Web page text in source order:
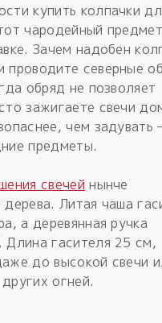
купить колпачки
чародейный предмет
Зачем надобен
проводите северные
обряд не позволяет
зажигаете свечи
чем задувать
предметы.
свечей нынче
Литая чаша
а деревянная ручка
гасителя 25 см,
до высокой свечи
огней.